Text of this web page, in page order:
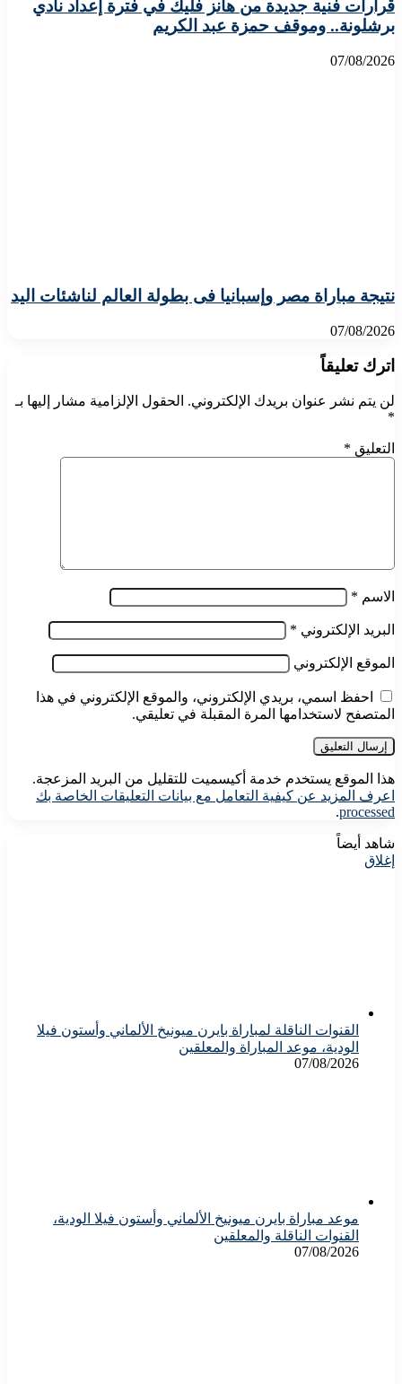
قرارات فنية جديدة من هانز فليك في فترة إعداد نادي
برشلونة.. وموقف حمزة عبد الكريم
07/08/2026
نتيجة مباراة مصر وإسبانيا فى بطولة العالم لناشئات اليد
07/08/2026
اترك تعليقاً
لن يتم نشر عنوان بريدك الإلكتروني. الحقول الإلزامية مشار إليها بـ
*
التعليق *
الاسم *
البريد الإلكتروني *
الموقع الإلكتروني
احفظ اسمي، بريدي الإلكتروني، والموقع الإلكتروني في هذا
المتصفح لاستخدامها المرة المقبلة في تعليقي.
هذا الموقع يستخدم خدمة أكيسميت للتقليل من البريد المزعجة.
اعرف المزيد عن كيفية التعامل مع بيانات التعليقات الخاصة بك
processed
.
شاهد أيضاً
إغلاق
القنوات الناقلة لمباراة بايرن ميونيخ الألماني وأستون فيلا
الودية، موعد المباراة والمعلقين
07/08/2026
موعد مباراة بايرن ميونيخ الألماني وأستون فيلا الودية،
القنوات الناقلة والمعلقين
07/08/2026